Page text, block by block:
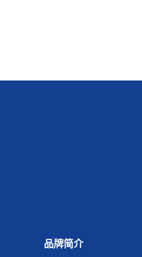
品牌简介